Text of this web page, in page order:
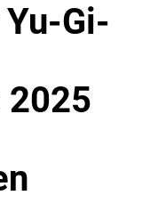
Gi-
2025